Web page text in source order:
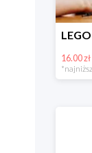
16.00 zł